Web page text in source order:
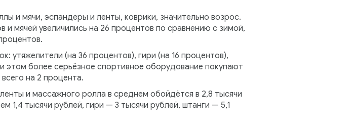
и мячи, эспандеры и ленты, коврики, значительно возрос.
мячей увеличились на 26 процентов по сравнению с зимой,
утяжелители (на 36 процентов), гири (на 16 процентов),
этом более серьёзное спортивное оборудование покупают
на 2 процента.
и массажного ролла в среднем обойдётся в 2,8 тысячи
1,4 тысячи рублей, гири — 3 тысячи рублей, штанги — 5,1